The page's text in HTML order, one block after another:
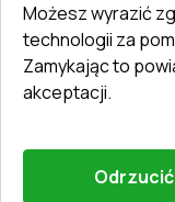
Polityka
REGULAMIN
Możesz wyrazić
technologii za
Zamykając to
akceptacji.
Odrzucić